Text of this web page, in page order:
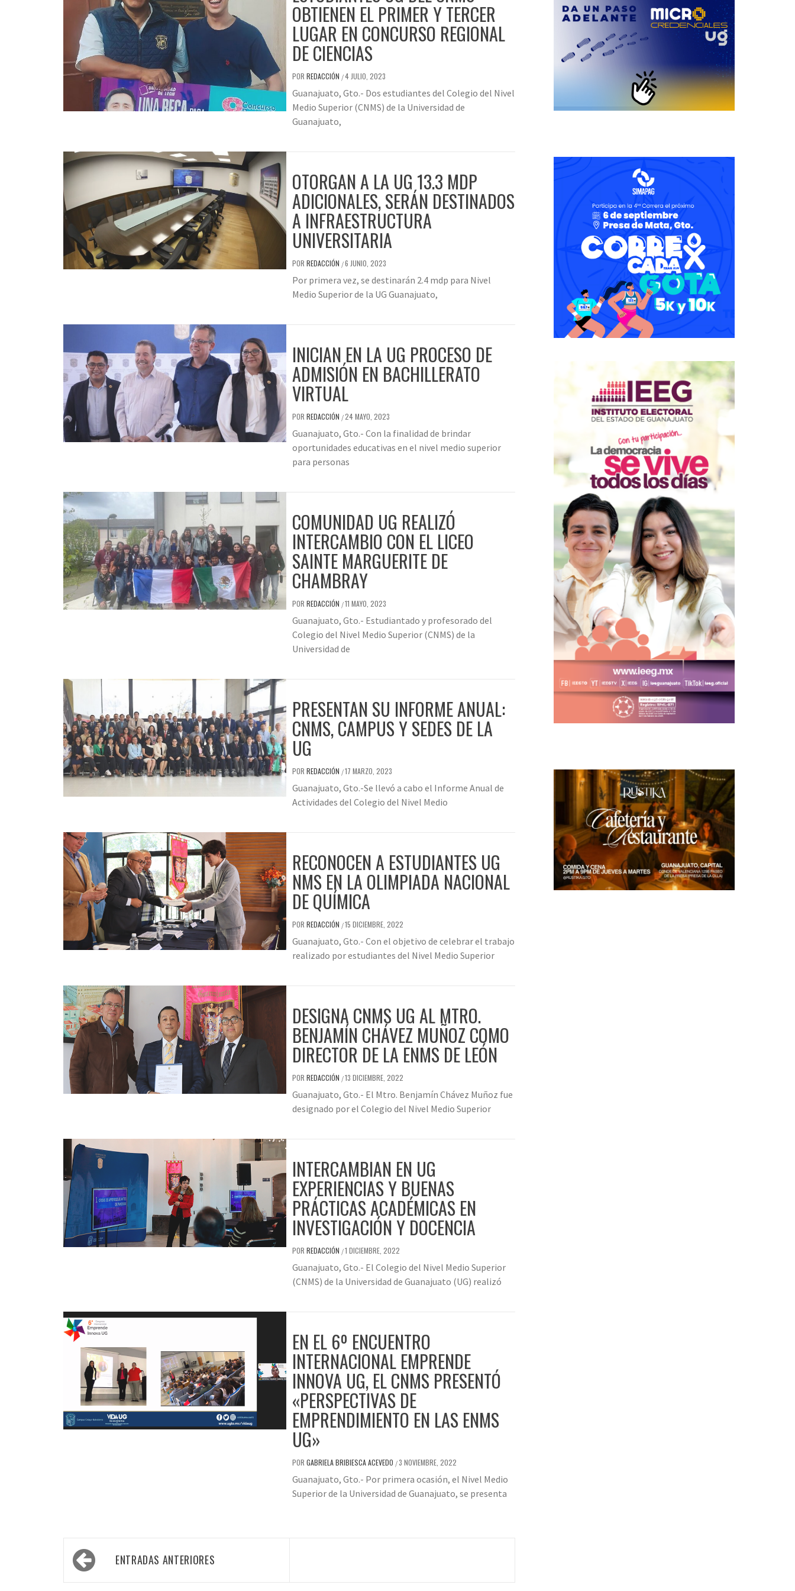
OBTIENEN EL PRIMER Y TERCER
LUGAR EN CONCURSO REGIONAL
DE CIENCIAS
POR REDACCIÓN /4 JULIO, 2023
Guanajuato, Gto.- Dos estudiantes del Colegio del Nivel
Medio Superior (CNMS) de la Universidad de
Guanajuato,
OTORGAN A LA UG 13.3 MDP
ADICIONALES, SERÁN DESTINADOS
A INFRAESTRUCTURA
UNIVERSITARIA
POR REDACCIÓN /6 JUNIO, 2023
Por primera vez, se destinarán 2.4 mdp para Nivel
Medio Superior de la UG Guanajuato,
INICIAN EN LA UG PROCESO DE
ADMISIÓN EN BACHILLERATO
VIRTUAL
POR REDACCIÓN /24 MAYO, 2023
Guanajuato, Gto.- Con la finalidad de brindar
oportunidades educativas en el nivel medio superior
para personas
COMUNIDAD UG REALIZÓ
INTERCAMBIO CON EL LICEO
SAINTE MARGUERITE DE
CHAMBRAY
POR REDACCIÓN /11 MAYO, 2023
Guanajuato, Gto.- Estudiantado y profesorado del
Colegio del Nivel Medio Superior (CNMS) de la
Universidad de
PRESENTAN SU INFORME ANUAL:
CNMS, CAMPUS Y SEDES DE LA
UG
POR REDACCIÓN /17 MARZO, 2023
Guanajuato, Gto.-Se llevó a cabo el Informe Anual de
Actividades del Colegio del Nivel Medio
RECONOCEN A ESTUDIANTES UG
NMS EN LA OLIMPIADA NACIONAL
DE QUÍMICA
POR REDACCIÓN /15 DICIEMBRE, 2022
Guanajuato, Gto.- Con el objetivo de celebrar el trabajo
realizado por estudiantes del Nivel Medio Superior
DESIGNA CNMS UG AL MTRO.
BENJAMÍN CHÁVEZ MUÑOZ COMO
DIRECTOR DE LA ENMS DE LEÓN
POR REDACCIÓN /13 DICIEMBRE, 2022
Guanajuato, Gto.- El Mtro. Benjamín Chávez Muñoz fue
designado por el Colegio del Nivel Medio Superior
INTERCAMBIAN EN UG
EXPERIENCIAS Y BUENAS
PRÁCTICAS ACADÉMICAS EN
INVESTIGACIÓN Y DOCENCIA
POR REDACCIÓN /1 DICIEMBRE, 2022
Guanajuato, Gto.- El Colegio del Nivel Medio Superior
(CNMS) de la Universidad de Guanajuato (UG) realizó
EN EL 6º ENCUENTRO
INTERNACIONAL EMPRENDE
INNOVA UG, EL CNMS PRESENTÓ
«PERSPECTIVAS DE
EMPRENDIMIENTO EN LAS ENMS
UG»
POR GABRIELA BRIBIESCA ACEVEDO /3 NOVIEMBRE, 2022
Guanajuato, Gto.- Por primera ocasión, el Nivel Medio
Superior de la Universidad de Guanajuato, se presenta
Navegación
de ENTRADAS ANTERIORES